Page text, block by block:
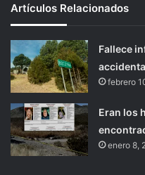
Artículos Relacionados
Fallece
febrero
Eran los
enero 8,